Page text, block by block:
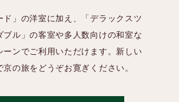
ド」の洋室に加え、「デラックスツ
ブル」の客室や多人数向けの和室な
ーンでご利用いただけます。新しい
の旅をどうぞお寛ぎください。